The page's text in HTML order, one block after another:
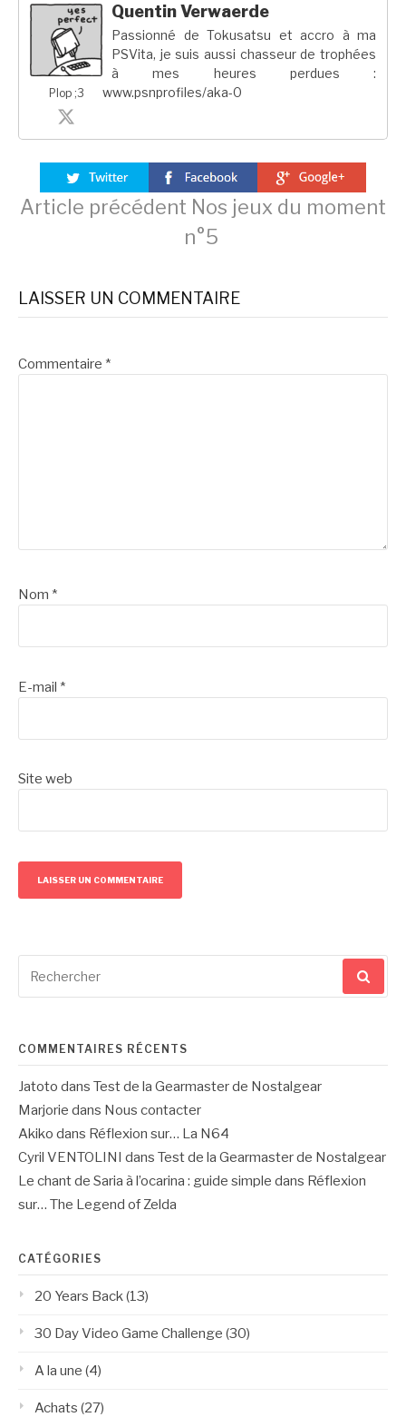
Plop ;3
Quentin Verwaerde
Passionné de Tokusatsu et accro à ma
PSVita, je suis aussi chasseur de trophées
à mes heures perdues :
www.psnprofiles/aka-0
Lire
la
suite
Article précédent Nos jeux du moment
n°5
LAISSER UN COMMENTAIRE
Commentaire *
Nom *
E-mail *
Site web
pour
COMMENTAIRES RÉCENTS
Jatoto dans Test de la Gearmaster de Nostalgear
Marjorie dans Nous contacter
Akiko dans Réflexion sur… La N64
Cyril VENTOLINI dans Test de la Gearmaster de Nostalgear
Le chant de Saria à l’ocarina : guide simple dans Réflexion
sur… The Legend of Zelda
CATÉGORIES
20 Years Back(13)
30 Day Video Game Challenge (30)
A la une (4)
Achats (27)